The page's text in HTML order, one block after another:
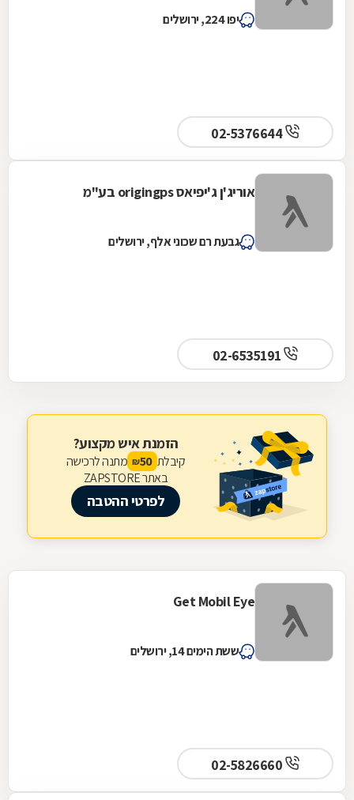
יפו 224, ירושלים
02-5376644
אוריג'ן ג'יפיאס origingps בע"מ
גבעת רם שכוני אלף, ירושלים
02-6535191
הזמנת איש מקצוע?
קיבלת 50
₪ מתנה לרכישה
באתר ZAPSTORE
לפרטי ההטבה
Get Mobil Eye
ששת הימים 14, ירושלים